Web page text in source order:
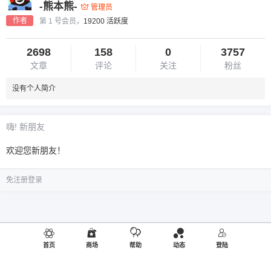
作者
-熊本熊-
管理员
第 1 号会员， 19200 活跃度
2698
文章
158
评论
0
关注
3757
粉丝
没有个人简介
嗨! 新朋友
欢迎您新朋友！
免注册登录
首页 商场 帮助 动态 登陆